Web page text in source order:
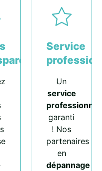
Service
Un
service
professionnel
garanti
! Nos
partenaires
en
dépannage